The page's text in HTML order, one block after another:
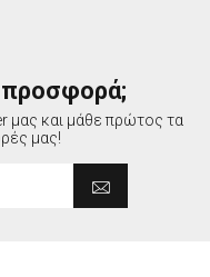
προσφορά;
μας και μάθε πρώτος τα
μας!